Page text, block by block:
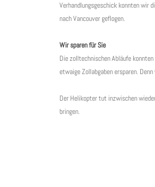
Verhandlungsgeschick konnten wir
nach Vancouver geflogen.
Wir sparen für Sie
Die zolltechnischen Abläufe
etwaige Zollabgaben ersparen.
Der Helikopter tut inzwischen
bringen.